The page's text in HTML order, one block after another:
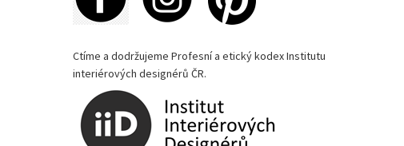
Ctíme a dodržujeme Profesní a etický kodex Institutu
interiérových designérů ČR.